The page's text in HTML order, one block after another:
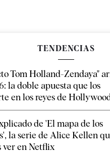
TENDENCIAS
Tom Holland-Zendaya"
la doble apuesta que los
en los reyes de
de 'El mapa de los
la serie de Alice Kellen
ver en Netflix